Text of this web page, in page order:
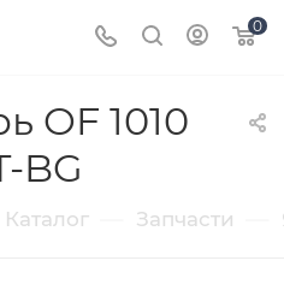
0
OF 1010
BG
Каталог Запчасти